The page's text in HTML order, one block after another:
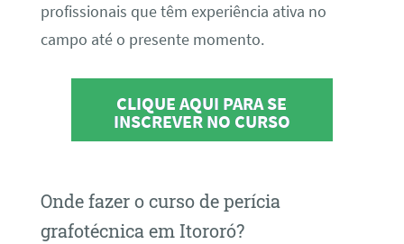
profissionais que têm experiência ativa no
campo até o presente momento.
CLIQUE AQUI PARA SE
INSCREVER NO CURSO
Onde fazer o curso de perícia
grafotécnica em Itororó?